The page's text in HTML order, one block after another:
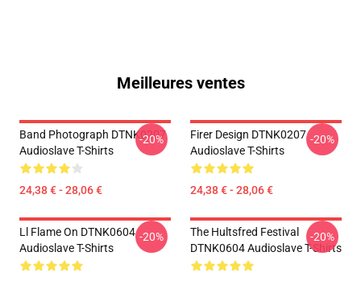
Meilleures ventes
Band Photograph DTNK0207
Audioslave T-Shirts
24,38 € - 28,06 €
-20%
Firer Design DTNK0207
Audioslave T-Shirts
24,38 € - 28,06 €
-20%
Ll Flame On DTNK0604
Audioslave T-Shirts
-20%
The Hultsfred Festival
DTNK0604 Audioslave T-Shirts
-20%